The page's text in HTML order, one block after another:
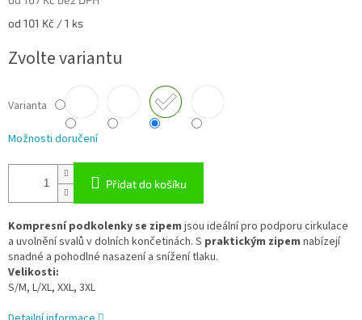
Měrná
od 101 Kč / 1 ks
Zvolte variantu
Varianta
Možnosti doručení
Přidat do košíku
Kompresní podkolenky se zipem jsou ideální pro podporu cirkulace
a uvolnění svalů v dolních končetinách. S praktickým zipem nabízejí
snadné a pohodlné nasazení a snížení tlaku.
Velikosti:
S/M, L/XL, XXL, 3XL